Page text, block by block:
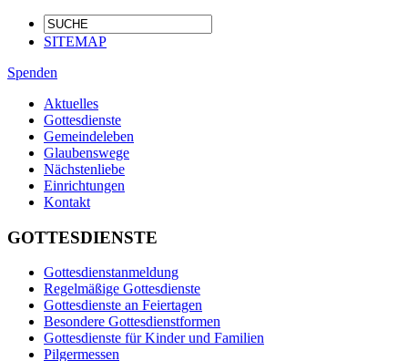
SITEMAP
Spenden
Aktuelles
Gottesdienste
Gemeindeleben
Glaubenswege
Nächstenliebe
Einrichtungen
Kontakt
GOTTESDIENSTE
Gottesdienstanmeldung
Regelmäßige Gottesdienste
Gottesdienste an Feiertagen
Besondere Gottesdienstformen
Gottesdienste für Kinder und Familien
Pilgermessen